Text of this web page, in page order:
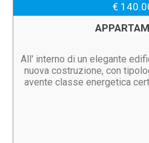
€
All' interno di un elegante
nuova costruzione, con
avente classe energetica